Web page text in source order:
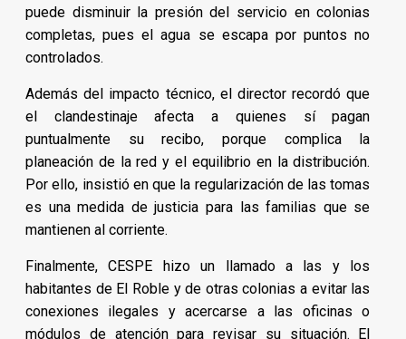
puede disminuir la presión del servicio en colonias
completas, pues el agua se escapa por puntos no
controlados.
Además del impacto técnico, el director recordó que
el clandestinaje afecta a quienes sí pagan
puntualmente su recibo, porque complica la
planeación de la red y el equilibrio en la distribución.
Por ello, insistió en que la regularización de las tomas
es una medida de justicia para las familias que se
mantienen al corriente.
Finalmente, CESPE hizo un llamado a las y los
habitantes de El Roble y de otras colonias a evitar las
conexiones ilegales y acercarse a las oficinas o
módulos de atención para revisar su situación. El